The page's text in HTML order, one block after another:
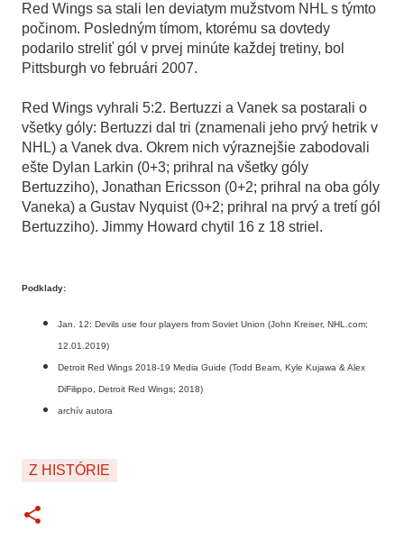
Red Wings sa stali len deviatym mužstvom NHL s týmto
počinom. Posledným tímom, ktorému sa dovtedy
podarilo streliť gól v prvej minúte každej tretiny, bol
Pittsburgh vo februári 2007.
Red Wings vyhrali 5:2. Bertuzzi a Vanek sa postarali o
všetky góly: Bertuzzi dal tri (znamenali jeho prvý hetrik v
NHL) a Vanek dva. Okrem nich výraznejšie zabodovali
ešte Dylan Larkin (0+3; prihral na všetky góly
Bertuzziho), Jonathan Ericsson (0+2; prihral na oba góly
Vaneka) a Gustav Nyquist (0+2; prihral na prvý a tretí gól
Bertuzziho). Jimmy Howard chytil 16 z 18 striel.
Podklady:
Jan. 12: Devils use four players from Soviet Union (John Kreiser, NHL.com;
12.01.2019)
Detroit Red Wings 2018-19 Media Guide (Todd Beam, Kyle Kujawa & Alex
DiFilippo, Detroit Red Wings; 2018)
archív autora
Z HISTÓRIE